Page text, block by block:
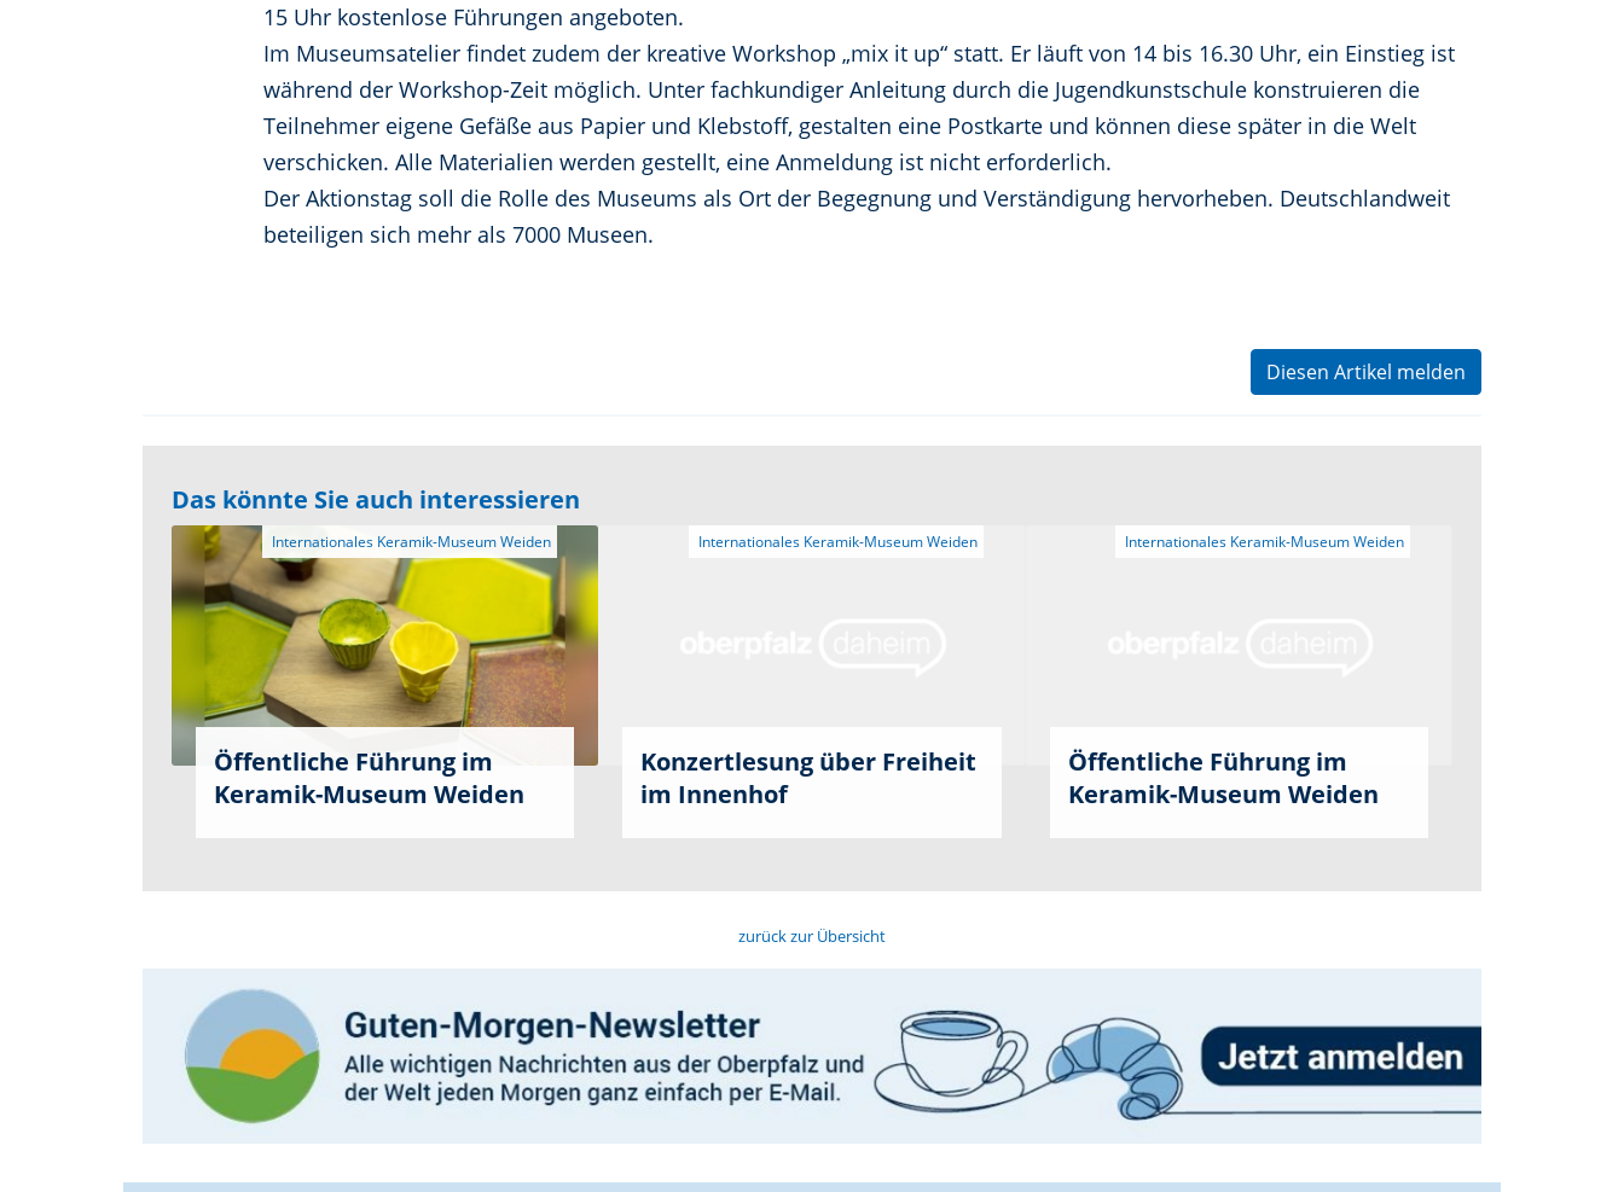
15 Uhr kostenlose Führungen angeboten.
Im Museumsatelier findet zudem der kreative Workshop „mix it up“ statt. Er läuft von 14 bis 16.30 Uhr, ein Einstieg ist
während der Workshop-Zeit möglich. Unter fachkundiger Anleitung durch die Jugendkunstschule konstruieren die
Teilnehmer eigene Gefäße aus Papier und Klebstoff, gestalten eine Postkarte und können diese später in die Welt
verschicken. Alle Materialien werden gestellt, eine Anmeldung ist nicht erforderlich.
Der Aktionstag soll die Rolle des Museums als Ort der Begegnung und Verständigung hervorheben. Deutschlandweit
beteiligen sich mehr als 7000 Museen.
Diesen Artikel melden
Das könnte Sie auch interessieren
Internationales Keramik-Museum Weiden
Öffentliche Führung im
Keramik-Museum Weiden
Internationales Keramik-Museum Weiden
Konzertlesung über Freiheit
im Innenhof
Öffentliche Führung im
Keramik-Museum Weiden
zurück zur Übersicht